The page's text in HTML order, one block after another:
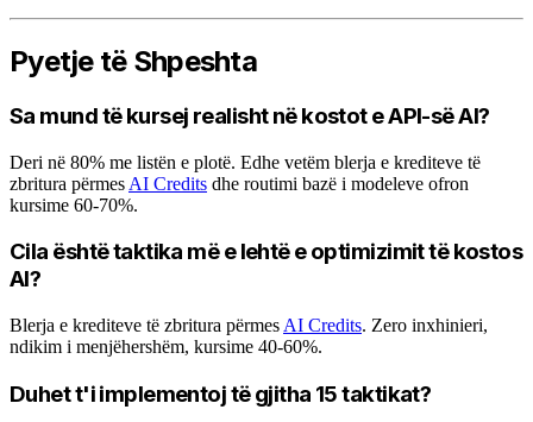
Pyetje të Shpeshta
Sa mund të kursej realisht në kostot e API-së AI?
Deri në 80% me listën e plotë. Edhe vetëm blerja e krediteve të
zbritura përmes AI Credits dhe routimi bazë i modeleve ofron
kursime 60-70%.
Cila është taktika më e lehtë e optimizimit të kostos
AI?
Blerja e krediteve të zbritura përmes AI Credits. Zero inxhinieri,
ndikim i menjëhershëm, kursime 40-60%.
Duhet t'i implementoj të gjitha 15 taktikat?